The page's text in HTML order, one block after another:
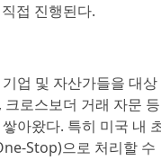
접 진행된다.
업 및 자산가들을 대상
로스보더 거래 자문 등
아왔다. 특히 미국 내
Stop)으로 처리할 수